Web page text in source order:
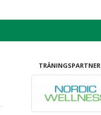
TRÄNINGSPARTNER